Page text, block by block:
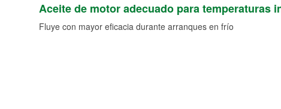
Aceite de motor adecuado para temperaturas
Fluye con mayor eficacia durante arranques en frío